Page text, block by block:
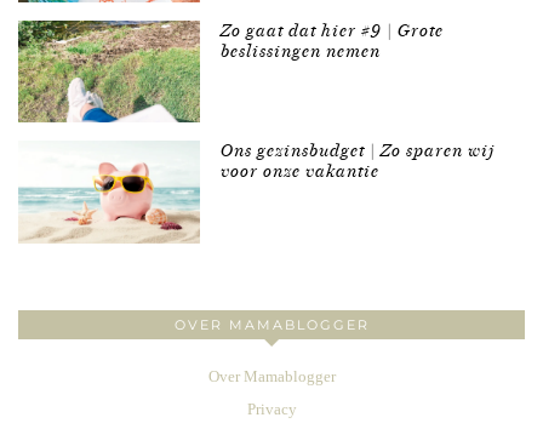
Zo gaat dat hier #9 | Grote
beslissingen nemen
Ons gezinsbudget | Zo sparen wij
voor onze vakantie
OVER MAMABLOGGER
Over Mamablogger
Privacy